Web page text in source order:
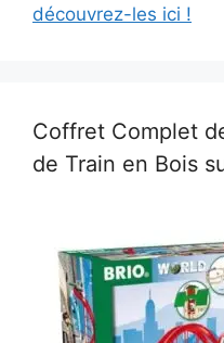
découvrez-les ici !
Coffret Complet
de Train en Bois